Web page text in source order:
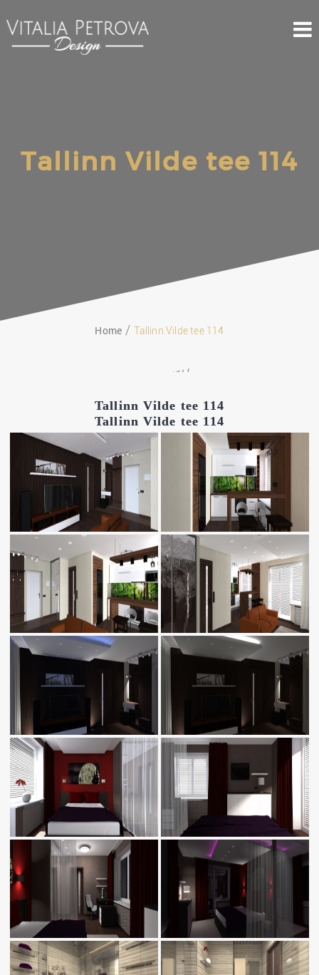
Tallinn Vilde tee 114
Home Tallinn Vilde tee 114
27.10.2017
Tallinn Vilde tee 114
Tallinn Vilde tee 114